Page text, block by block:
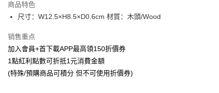
Apple Pay
悠遊付
Google Pay
ATM付款
商品特色
尺寸：W12.5×H8.5×D0.6cm 材質：木頭/Wood
销售重点
加入會員+首下載APP最高領150折價券
1點紅利點數可折抵1元消費金額
(特殊/預購商品可積分 但不可使用折價券)